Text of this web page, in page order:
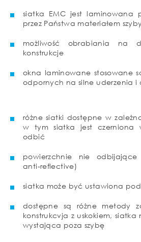
siatka EMC jest laminowana
przez Państwa materiałem szyby
możliwość obrabiania na
konstrukcje
okna laminowane stosowane
odpornych na silne uderzenia i
różne siatki dostępne w
w tym siatka jest czerniona
odbić
powierzchnie nie odbijające
anti-reflective)
siatka może być ustawiona
dostępne są różne metody
konstrukcvja z uskokiem, siatka
wystająca poza szybę